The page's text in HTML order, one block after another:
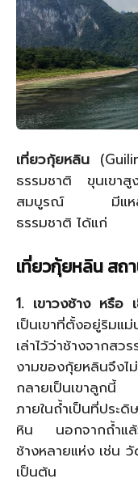
เที่ยวกุ้ยหลิน
ธรรมชาติ ขุนเขาสู
สมบูรณ์ มีแหล่งท่
ธรรมชาติ ได้แก่
เที่ยวกุ้ยหลิน สถ
1. เขาวงช้าง หรือ
เป็นเขาที่ตั้งอยู่ริมแ
เล่าไว้ว่าช้างจากสว
งามของกุ้ยหลินจึง
กลายเป็นเขาลูกนี้
ภายในถ้ำเป็นที่ประ
หิน นอกจากถ้ำแล้
ช้างหลายแห่ง เช่น
เป็นต้น